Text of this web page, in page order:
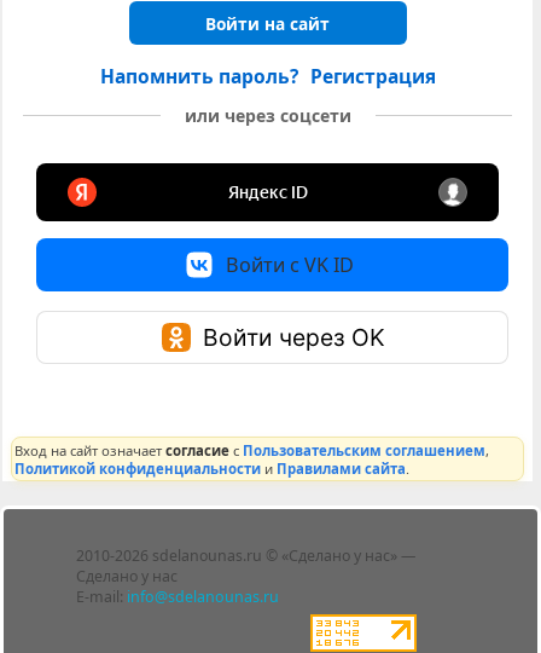
Войти на сайт
Напомнить пароль? Регистрация
или через соцсети
Войти с VK ID
Войти через OK
Вход на сайт означаетсогласие с Пользовательским соглашением,
Политикой конфиденциальности и Правилами сайта
2010-2026 sdelanounas.ru © «Сделано у нас» —
Сделано у нас
E-mail: info@sdelanounas.ru
Блоги
Люди
Политика